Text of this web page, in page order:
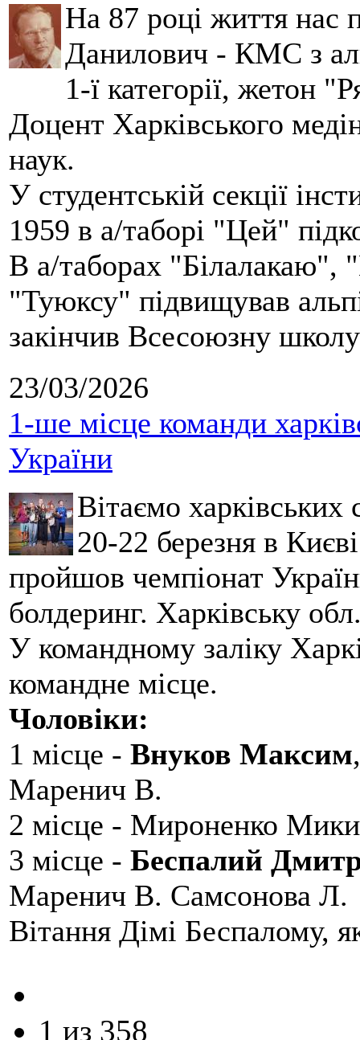
На 87 році життя нас
Данилович - КМС з
1-ї категорії, жетон
Доцент Харківського
наук.
У студентській секції
1959 в а/таборі "Цей"
В а/таборах "Білалакаю",
"Туюксу" підвищував
закінчив Всесоюзну
23/03/2026
1-ше місце команди
України
Вітаємо
20-22 березня в
пройшов чемпіонат
болдеринг. Харківську
У командному заліку
командне місце.
Чоловіки:
1 місце - Внуков Максим
Маренич В.
2 місце - Мироненко
3 місце - Беспалий
Маренич В. Самсонова Л.
Вітання Дімі Беспалому,
1 из 358